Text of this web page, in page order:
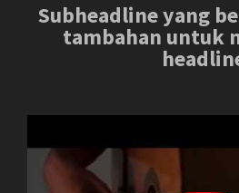
Subheadline yang
tambahan untuk